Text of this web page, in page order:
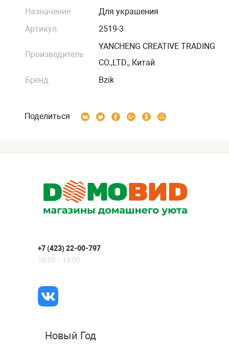
Назначение
Для украшения
Артикул
2519-3
Производитель
YANCHENG CREATIVE TRADING
CO.,LTD., Китай
Бренд
Bzik
Поделиться
+7 (423) 22-00-797
10:00 – 18:00
Новый Год